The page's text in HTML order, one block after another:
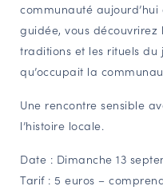
Amateurs d’histoire et de
Responsables de structures
communauté
guidée, vous découvrirez
traditions et les rituels
qu’occupait la
Une rencontre sensible
l’histoire locale.
Date : Dimanche 13
Tarif : 5 euros –